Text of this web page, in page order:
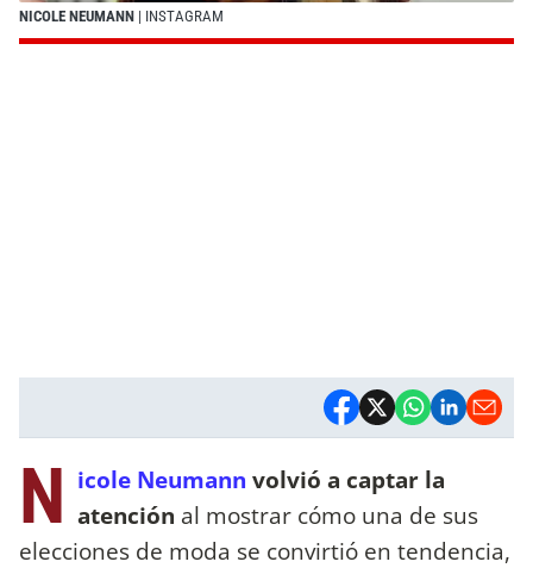
NICOLE NEUMANN | INSTAGRAM
N icole Neumann volvió a captar la
atención al mostrar cómo una de sus
elecciones de moda se convirtió en tendencia,